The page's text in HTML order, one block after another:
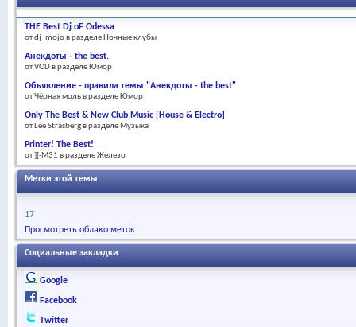
THE Best Dj oF Odessa
от dj_mojo в разделе Ночные клубы
Анекдоты - the best.
от VOD в разделе Юмор
Объявление - правила темы "Анекдоты - the best"
от Чёрная моль в разделе Юмор
Only The Best & New Club Music [House & Electro]
от Lee Strasberg в разделе Музыка
Printer! The Best!
от ][-M31 в разделе Железо
Метки этой темы
17
Просмотреть облако меток
Социальные закладки
Google
Facebook
Twitter